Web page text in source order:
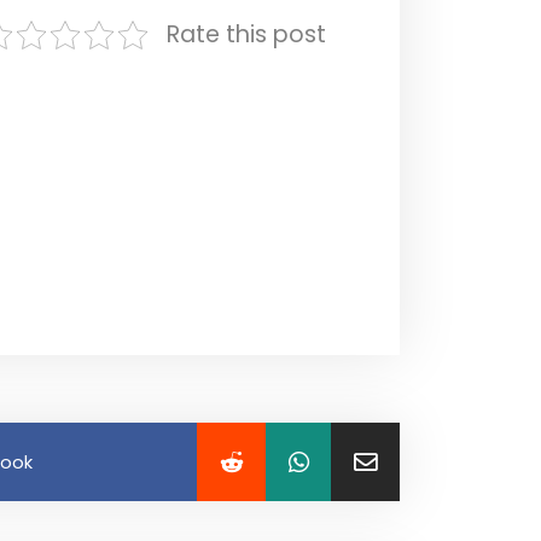
Rate this post